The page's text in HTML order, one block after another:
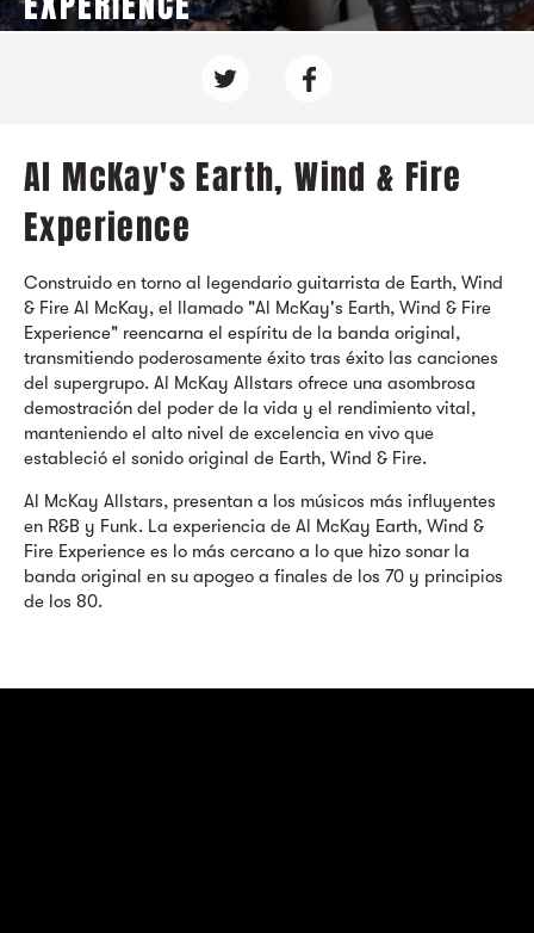
Al McKay's Earth, Wind & Fire
Experience
Construido en torno al legendario guitarrista de Earth, Wind
& Fire Al McKay, el llamado "Al McKay's Earth, Wind & Fire
Experience" reencarna el espíritu de la banda original,
transmitiendo poderosamente éxito tras éxito las canciones
del supergrupo. Al McKay Allstars ofrece una asombrosa
demostración del poder de la vida y el rendimiento vital,
manteniendo el alto nivel de excelencia en vivo que
estableció el sonido original de Earth, Wind & Fire.
Al McKay Allstars, presentan a los músicos más influyentes
en R&B y Funk. La experiencia de Al McKay Earth, Wind &
Fire Experience es lo más cercano a lo que hizo sonar la
banda original en su apogeo a finales de los 70 y principios
de los 80.